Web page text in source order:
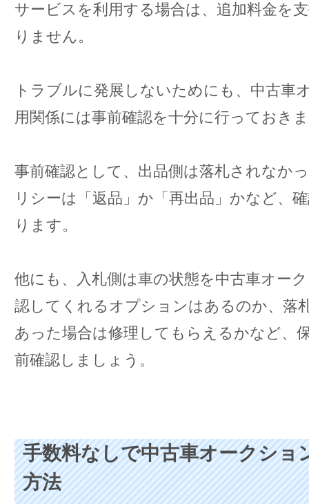
サービスを利用する場合は、追加料金を
りません。
トラブルに発展しないためにも、中古車
用関係には事前確認を十分に行っておき
事前確認として、出品側は落札されなか
リシーは「返品」か「再出品」かなど、
ります。
他にも、入札側は車の状態を中古車オー
認してくれるオプションはあるのか、落
あった場合は修理してもらえるかなど、
前確認しましょう。
手数料なしで中古車オークショ
方法